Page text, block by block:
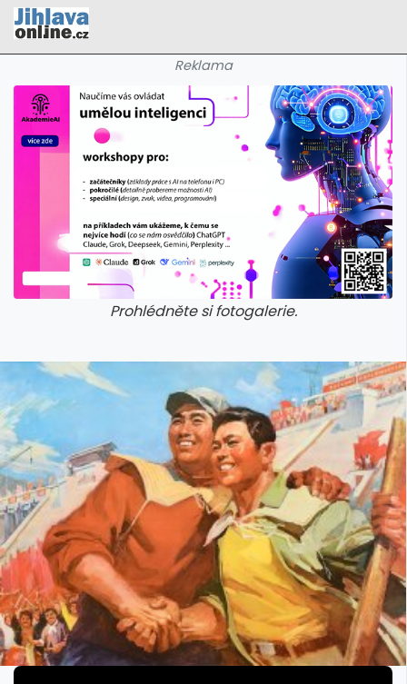
Reklama
Prohlédněte si fotogalerie.